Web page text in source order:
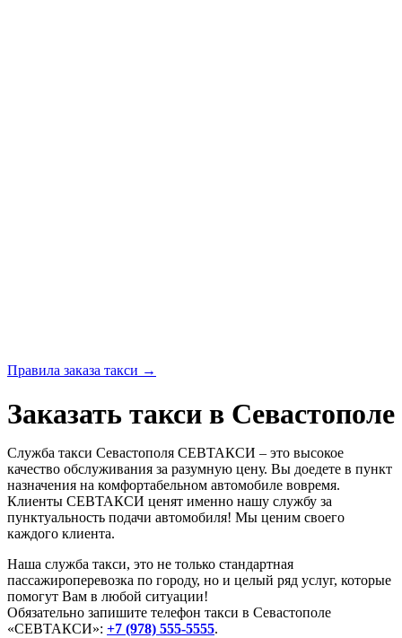
Правила заказа такси →
Заказать такси в Севастополе
Служба такси Севастополя СЕВТАКСИ – это высокое
качество обслуживания за разумную цену. Вы доедете в пункт
назначения на комфортабельном автомобиле вовремя.
Клиенты СЕВТАКСИ ценят именно нашу службу за
пунктуальность подачи автомобиля! Мы ценим своего
каждого клиента.
Наша служба такси, это не только стандартная
пассажироперевозка по городу, но и целый ряд услуг, которые
помогут Вам в любой ситуации!
Обязательно запишите телефон такси в Севастополе
«СЕВТАКСИ»: +7 (978) 555-5555.